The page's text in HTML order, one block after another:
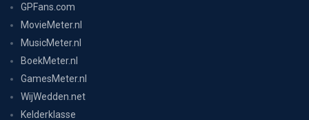
GPFans.com
MovieMeter.nl
MusicMeter.nl
BoekMeter.nl
GamesMeter.nl
WijWedden.net
Kelderklasse